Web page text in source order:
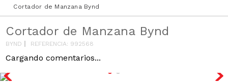
Cortador de Manzana Bynd
Cortador de Manzana Bynd
BYND REFERENCIA: 992568
Cargando comentarios...